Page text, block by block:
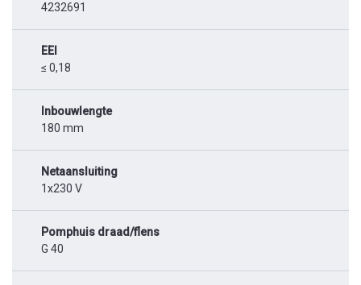
4232691
EEI
≤ 0,18
Inbouwlengte
180 mm
Netaansluiting
1x230 V
Pomphuis draad/flens
G 40